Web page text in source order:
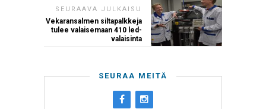
SEURAAVA JULKAISU
Vekaransalmen siltapalkkeja
tulee valaisemaan 410 led-
valaisinta
SEURAA MEITÄ